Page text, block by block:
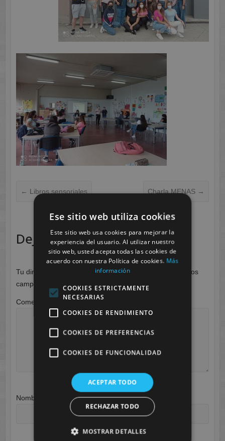
← Libros sensoriales Charla MENAS →
Deja una respuesta
Tu dirección de correo electrónico no será publicada.
Los
campos obligatorios están marcados con
Comentario
Nombre
Ese sitio web utiliza cookies
Este sitio web usa cookies para mejorar la
experiencia del usuario. Al utilizar nuestro
sitio web, usted acepta todas las cookies de
acuerdo con nuestra Política de cookies. Más
información
COOKIES ESTRICTAMENTE
NECESARIAS
COOKIES DE RENDIMIENTO
COOKIES DE PREFERENCIAS
COOKIES DE FUNCIONALIDAD
ACEPTAR TODO
RECHAZAR TODO
MOSTRAR DETALLES